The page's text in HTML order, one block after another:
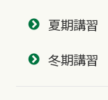
夏期講習
冬期講習